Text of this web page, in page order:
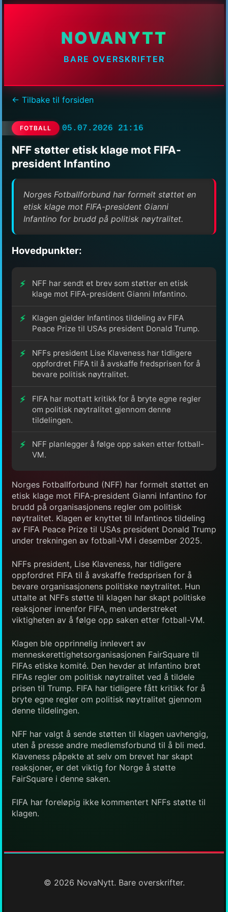
NOVANYTT
BARE OVERSKRIFTER
← Tilbake til forsiden
FOTBALL 05.07.2026 21:16
NFF støtter etisk klage mot FIFA-
president Infantino
Norges Fotballforbund har formelt støttet en
etisk klage mot FIFA-president Gianni
Infantino for brudd på politisk nøytralitet.
Hovedpunkter:
NFF har sendt et brev som støtter en etisk
klage mot FIFA-president Gianni Infantino.
Klagen gjelder Infantinos tildeling av FIFA
Peace Prize til USAs president Donald Trump.
NFFs president Lise Klaveness har tidligere
oppfordret FIFA til å avskaffe fredsprisen for å
bevare politisk nøytralitet.
FIFA har mottatt kritikk for å bryte egne regler
om politisk nøytralitet gjennom denne
tildelingen.
NFF planlegger å følge opp saken etter fotball-
VM.
Norges Fotballforbund (NFF) har formelt støttet en
etisk klage mot FIFA-president Gianni Infantino for
brudd på organisasjonens regler om politisk
nøytralitet. Klagen er knyttet til Infantinos tildeling
av FIFA Peace Prize til USAs president Donald Trump
under trekningen av fotball-VM i desember 2025.
NFFs president, Lise Klaveness, har tidligere
oppfordret FIFA til å avskaffe fredsprisen for å
bevare organisasjonens politiske nøytralitet. Hun
uttalte at NFFs støtte til klagen har skapt politiske
reaksjoner innenfor FIFA, men understreket
viktigheten av å følge opp saken etter fotball-VM.
Klagen ble opprinnelig innlevert av
menneskerettighetsorganisasjonen FairSquare til
FIFAs etiske komité. Den hevder at Infantino brøt
FIFAs regler om politisk nøytralitet ved å tildele
prisen til Trump. FIFA har tidligere fått kritikk for å
bryte egne regler om politisk nøytralitet gjennom
denne tildelingen.
NFF har valgt å sende støtten til klagen uavhengig,
uten å presse andre medlemsforbund til å bli med.
Klaveness påpekte at selv om brevet har skapt
reaksjoner, er det viktig for Norge å støtte
FairSquare i denne saken.
FIFA har foreløpig ikke kommentert NFFs støtte til
klagen.
© 2026 NovaNytt. Bare overskrifter.